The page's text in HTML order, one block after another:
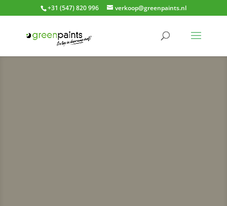
+31 (547) 820 996 verkoop@greenpaints.nl